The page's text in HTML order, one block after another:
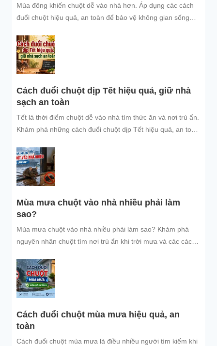
Mùa đông khiến chuột dễ vào nhà hơn. Áp dụng các cách
đuổi chuột hiệu quả, an toàn để bảo vệ không gian sống
Cách đuổi chuột dịp Tết hiệu quả, giữ nhà
sạch an toàn
Tết là thời điểm chuột dễ vào nhà tìm thức ăn và nơi trú ẩn.
Khám phá những cách đuổi chuột dịp Tết hiệu quả, an toàn
đình và đón năm mới an tâm.
Mùa mưa chuột vào nhà nhiều phải làm
sao?
Mùa mưa chuột vào nhà nhiều phải làm sao? Khám phá
nguyên nhân chuột tìm nơi trú ẩn khi trời mưa và các cách
bảo vệ không gian sống sạch sẽ.
Cách đuổi chuột mùa mưa hiệu quả, an
toàn
Cách đuổi chuột mùa mưa là điều nhiều người tìm kiếm khi